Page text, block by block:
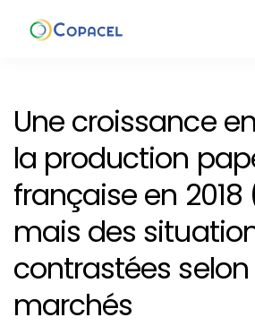
Une croissance
la production
française en 2018
mais des
contrastées selon
marchés